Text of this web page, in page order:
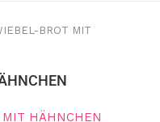
BROT MIT